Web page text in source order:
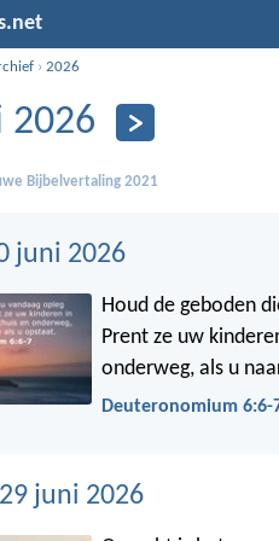
›2026
2026
Bijbelvertaling 2021
juni 2026
Houd de geboden
Prent ze uw
onderweg, als u
Deuteronomium 6:6-
juni 2026